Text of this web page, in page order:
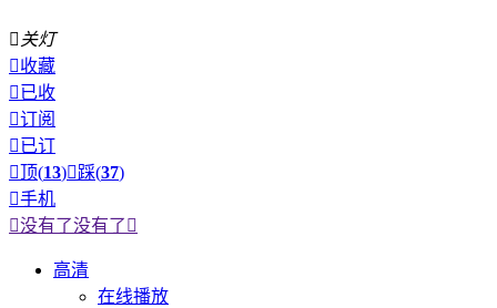
 关灯
收藏
已收
订阅
已订
顶(13)踩(37)
手机
没有了没有了 
高清
在线播放